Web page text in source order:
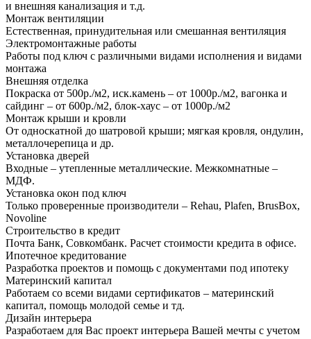
и внешняя канализация и т.д.
Монтаж вентиляции
Естественная, принудительная или смешанная вентиляция
Электромонтажные работы
Работы под ключ с различными видами исполнения и видами
монтажа
Внешняя отделка
Покраска от 500р./м2, иск.камень – от 1000р./м2, вагонка и
сайдинг – от 600р./м2, блок-хаус – от 1000р./м2
Монтаж крыши и кровли
От односкатной до шатровой крыши; мягкая кровля, ондулин,
металлочерепица и др.
Установка дверей
Входные – утепленные металлические. Межкомнатные –
МДФ.
Установка окон под ключ
Только проверенные производители – Rehau, Plafen, BrusBox,
Novoline
Строительство в кредит
Почта Банк, Совкомбанк. Расчет стоимости кредита в офисе.
Ипотечное кредитование
Разработка проектов и помощь с документами под ипотеку
Материнский капитал
Работаем со всеми видами сертификатов – материнский
капитал, помощь молодой семье и тд.
Дизайн интерьера
Разработаем для Вас проект интерьера Вашей мечты с учетом